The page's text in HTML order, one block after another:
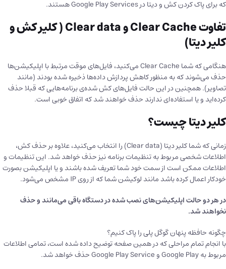
که برای پاک کردن کش و دیتا در Google Play Services هستند.
تفاوت Clear Cache و Clear data ( کلیر کش و
کلیر دیتا)
هنگامی که شما Clear Cache می‌کنید، فایل‌های موقت مرتبط با اپلیکیشن‌ها
حذف می‌شوند که به منظور کاهش پردازش داده‌ها ذخیره شده بودند (مانند
تصاویر). همچنین در این حالت فایل‌های کش شده‌ی برنامه‌هایی که قبلا حذف
کرده‌اید و یا استفاده‌ای ندارند حذف خواهند شد که اتفاق خوبی است.
کلیر دیتا چیست؟
زمانی که شما کلیر دیتا (Clear data) را انتخاب می‌کنید، علاوه بر حذف کش،
اطلاعات شخصی مربوط به تنظیمات برنامه نیز حذف خواهد شد. این تنظیمات و
اطلاعات ممکن است از سمت خود شما تعریف شده باشند و یا اپلیکیشن بصورت
خودکار اعمال کرده باشد مانند لوکیشن شما که از روی IP مشخص می‌شود.
در هر دو حالت اپلیکیشن‌های نصب شده در دستگاه باقی می‌مانند و حذف
نخواهند شد.
چگونه حافظه پنهان گوگل پلی را پاک کنیم؟
با انجام تمام مراحلی که در همین صفحه توضیح داده شده است، تمامی اطلاعات
مربوط به Google Play و Google Play Service حذف خواهد شد.